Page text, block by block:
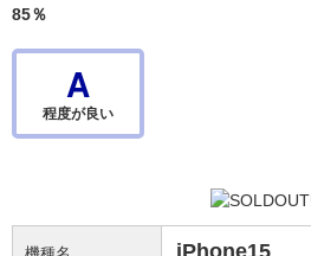
85％
A
程度が良い
iPhone15